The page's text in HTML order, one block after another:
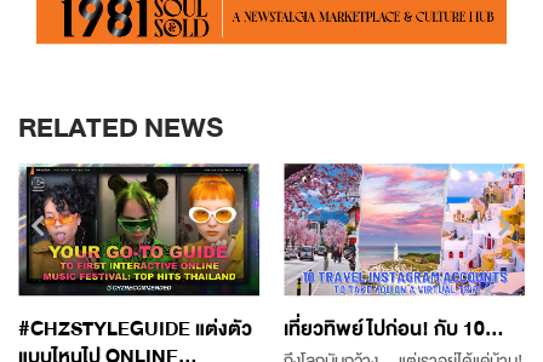
RELATED NEWS
#CHZSTYLEGUIDE แต่งตัว
เที่ยวทิพย์ไปก่อน! กับ 10...